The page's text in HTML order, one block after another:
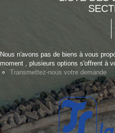
Nous n'avons pas de biens à vous
moment , plusieurs options s'offrent à
Transmettez-nous votre demande